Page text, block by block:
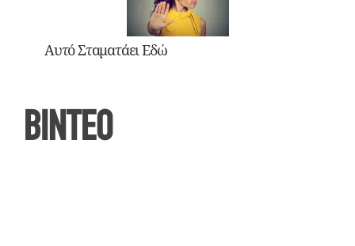
Αυτό Σταματάει Εδώ
ΒΙΝΤΕΟ